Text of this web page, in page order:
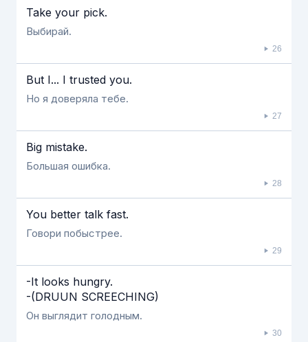
Take your pick.
Выбирай.
26
But I... I trusted you.
Но я доверяла тебе.
27
Big mistake.
Большая ошибка.
28
You better talk fast.
Говори побыстрее.
29
-It looks hungry.
-(DRUUN SCREECHING)
Он выглядит голодным.
30